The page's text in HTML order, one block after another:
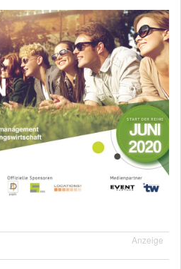
Anzeige